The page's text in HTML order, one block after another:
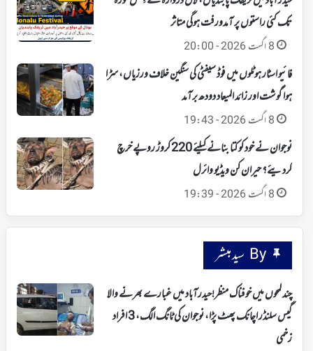
تک کئی راستوں پر آمدورفت ہوگی متاثر
8 اگست 2026 - 20:00
فائیو اسٹار ہوٹلوں میں فوڈ سیفٹی کی سنگین خلاف ورزیاں، سڑا
ہوا گوشت اور زائد المیعاد دودھ برآمد
8 اگست 2026 - 19:43
نوجوان نے خود کو کتا بنانے کیلئے 220 کروڑ روپے خرچ
کردیئے؟ حیران کن ویڈیو وائرل
8 اگست 2026 - 19:39
By سید مبشر
چند لمحوں میں خوفناک منظر!حیدرآباد میں غبارے بھرنے والا
گیس سلنڈر اچانک پھٹ پڑا، نوجوان کی ٹانگ الگ، 3 افراد
زخمی